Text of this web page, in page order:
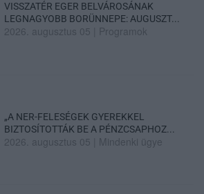
VISSZATÉR EGER BELVÁROSÁNAK
LEGNAGYOBB BORÜNNEPE: AUGUSZT...
2026. augusztus 05 Programok
„A NER-FELESÉGEK GYEREKKEL
BIZTOSÍTOTTÁK BE A PÉNZCSAPHOZ...
2026. augusztus 05 Mindenki ügye